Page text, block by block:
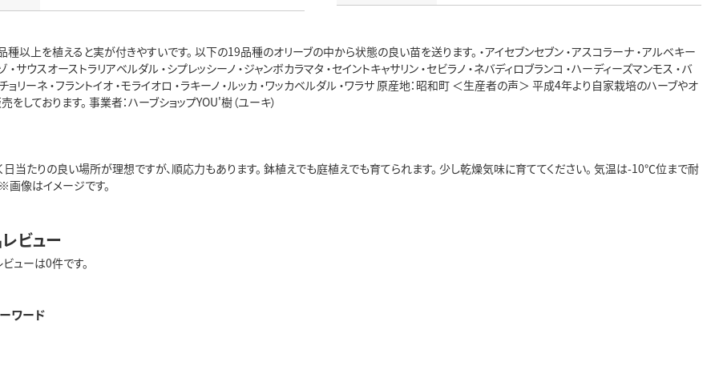
種以上を植えると実が付きやすいです。 以下の19品種のオリーブの中から状態の良い苗を送ります。 ・アイセブンセブン ・アスコラーナ ・アルベキー
・サウスオーストラリアベルダル ・シプレッシーノ ・ジャンボカラマタ ・セイントキャサリン ・セビラノ ・ネバディロブランコ ・ハーディーズマンモス ・バ
ョリーネ ・フラントイオ ・モライオロ ・ラキーノ ・ルッカ ・ワッカベルダル ・ワラサ 原産地：昭和町 ＜生産者の声＞ 平成4年より自家栽培のハーブやオ
をしております。 事業者：ハーブショップYOU'樹（ユーキ）
当たりの良い場所が理想ですが、順応力もあります。 鉢植えでも庭植えでも育てられます。 少し乾燥気味に育ててください。 気温は-10℃位まで耐
画像はイメージです。
ビュー
ューは0件です。
ワード